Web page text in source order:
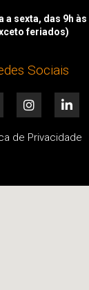
a sexta, das 9h às
feriados)
Sociais
I
n
t
a
i
k
n
de Privacidade